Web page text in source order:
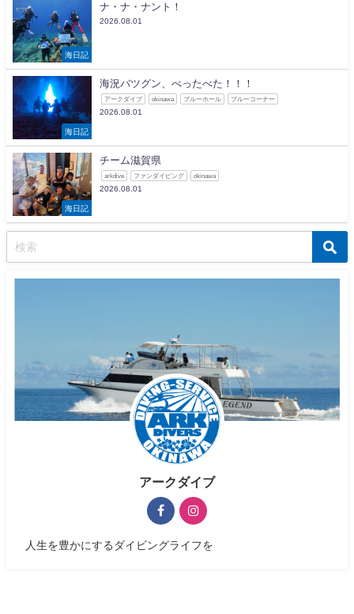
海日記
ナ・ナ・ナント！
2026.08.01
海日記
海況バツグン、べったべた！！！
アークダイブ okinawa ブルーホール ブルーコーナー
2026.08.01
海日記
チーム滋賀県
arkdive ファンダイビング okinawa
2026.08.01
アークダイブ
人生を豊かにするダイビングライフを